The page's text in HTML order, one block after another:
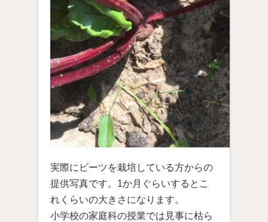
実際にビーツを栽培している方からの
提供写真です。1か月ぐらいするとこ
れくらいの大きさになります。
小学校の家庭科の授業では見事に枯ら